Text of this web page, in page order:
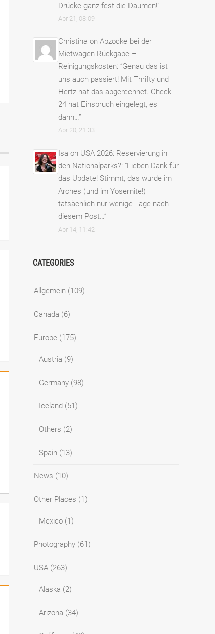
Drücke ganz fest die Daumen!”
Apr 21, 08:09
Christina on Abzocke bei der
Mietwagen-Rückgabe –
Reinigungskosten: “Genau das ist
uns auch passiert! Mit Thrifty und
Hertz hat das abgerechnet. Check
24 hat Einspruch eingelegt, es
dann…”
Apr 20, 21:33
Isa on USA 2026: Reservierung in
den Nationalparks?: “Lieben Dank für
das Update! Stimmt, das wurde im
Arches (und im Yosemite!)
tatsächlich nur wenige Tage nach
diesem Post…”
Apr 14, 11:42
CATEGORIES
Allgemein (109)
Canada (6)
Europe (175)
Austria (9)
Germany (98)
Iceland (51)
Others (2)
Spain (13)
News (10)
Other Places (1)
Mexico (1)
Photography (61)
USA (263)
Alaska (2)
Arizona (34)